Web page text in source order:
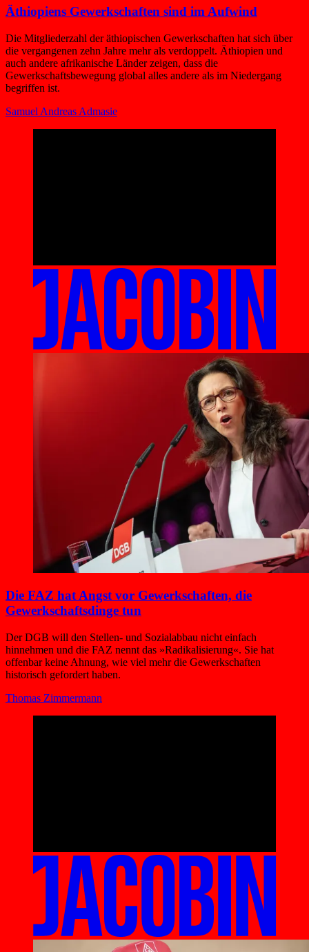
Äthiopiens Gewerkschaften sind im Aufwind
Die Mitgliederzahl der äthiopischen Gewerkschaften hat sich über
die vergangenen zehn Jahre mehr als verdoppelt. Äthiopien und
auch andere afrikanische Länder zeigen, dass die
Gewerkschaftsbewegung global alles andere als im Niedergang
begriffen ist.
Samuel Andreas Admasie
Die FAZ hat Angst vor Gewerkschaften, die
Gewerkschafts­dinge tun
Der DGB will den Stellen- und Sozialabbau nicht einfach
hinnehmen und die FAZ nennt das »Radikalisierung«. Sie hat
offenbar keine Ahnung, wie viel mehr die Gewerkschaften
historisch gefordert haben.
Thomas Zimmermann